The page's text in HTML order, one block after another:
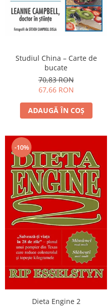
Studiul China – Carte de
bucate
70,83 RON
67,66 RON
ADAUGĂ ÎN COȘ
-10%
Dieta Engine 2